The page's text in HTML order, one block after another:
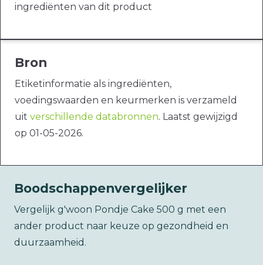
ingrediënten van dit product
Bron
Etiketinformatie als ingrediënten,
voedingswaarden en keurmerken is verzameld
uit verschillende databronnen. Laatst gewijzigd
op 01-05-2026.
Boodschappenvergelijker
Vergelijk g'woon Pondje Cake 500 g met een
ander product naar keuze op gezondheid en
duurzaamheid.